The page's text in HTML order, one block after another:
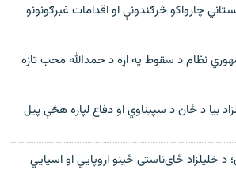
چارواکو څرګندونې او اقدامات غبرګونونو
نظام د سقوط په اړه د حمدالله محب تازه
بیا د ځان د سپیناوي او دفاع لپاره هڅې پیل
د خلیلزاد ځای‌ناستی ځینو اروپايي او اسیايي